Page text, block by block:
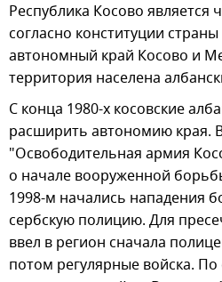
Республика Косово является
согласно конституции
автономный край Косово и
территория населена
С конца 1980-х косовские
расширить автономию края.
"Освободительная армия
о начале вооруженной
1998-м начались нападения
сербскую полицию. Для
ввел в регион сначала
потом регулярные войска. По